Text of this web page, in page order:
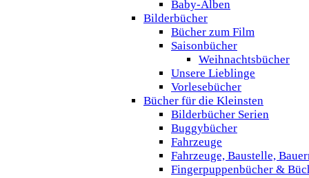
Baby-Alben
Bilderbücher
Bücher zum Film
Saisonbücher
Weihnachtsbücher
Unsere Lieblinge
Vorlesebücher
Bücher für die Kleinsten
Bilderbücher Serien
Buggybücher
Fahrzeuge
Fahrzeuge, Baustelle,
Fingerpuppenbücher &